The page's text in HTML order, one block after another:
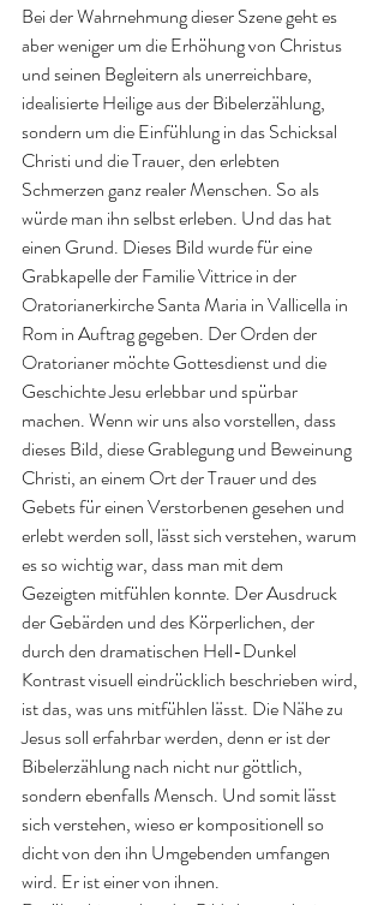
Bei der Wahrnehmung dieser Szene geht es
aber weniger um die Erhöhung von Christus
und seinen Begleitern als unerreichbare,
idealisierte Heilige aus der Bibelerzählung,
sondern um die Einfühlung in das Schicksal
Christi und die Trauer, den erlebten
Schmerzen ganz realer Menschen. So als
würde man ihn selbst erleben. Und das hat
einen Grund. Dieses Bild wurde für eine
Grabkapelle der Familie Vittrice in der
Oratorianerkirche Santa Maria in Vallicella in
Rom in Auftrag gegeben. Der Orden der
Oratorianer möchte Gottesdienst und die
Geschichte Jesu erlebbar und spürbar
machen. Wenn wir uns also vorstellen, dass
dieses Bild, diese Grablegung und Beweinung
Christi, an einem Ort der Trauer und des
Gebets für einen Verstorbenen gesehen und
erlebt werden soll, lässt sich verstehen, warum
es so wichtig war, dass man mit dem
Gezeigten mitfühlen konnte. Der Ausdruck
der Gebärden und des Körperlichen, der
durch den dramatischen Hell-Dunkel
Kontrast visuell eindrücklich beschrieben wird,
ist das, was uns mitfühlen lässt. Die Nähe zu
Jesus soll erfahrbar werden, denn er ist der
Bibelerzählung nach nicht nur göttlich,
sondern ebenfalls Mensch. Und somit lässt
sich verstehen, wieso er kompositionell so
dicht von den ihn Umgebenden umfangen
wird. Er ist einer von ihnen.